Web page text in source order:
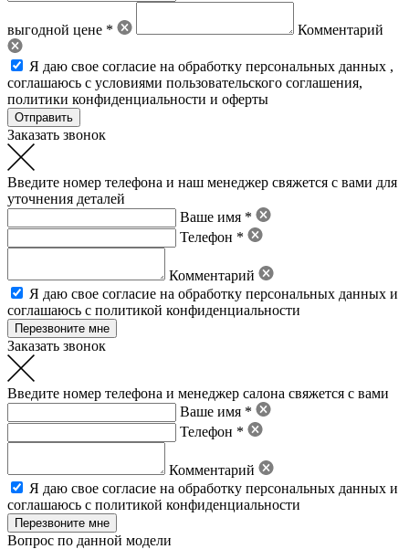
выгодной цене * Комментарий
Я даю свое согласие на обработку персональных данных ,
соглашаюсь с условиями пользовательского соглашения,
политики конфиденциальности и оферты
Заказать звонок
Введите номер телефона и наш менеджер свяжется с вами для
уточнения деталей
Ваше имя *
Телефон *
Комментарий
Я даю свое согласие на обработку персональных данных и
соглашаюсь с политикой конфиденциальности
Заказать звонок
Введите номер телефона и менеджер салона свяжется с вами
Ваше имя *
Телефон *
Комментарий
Я даю свое согласие на обработку персональных данных и
соглашаюсь с политикой конфиденциальности
Вопрос по данной модели